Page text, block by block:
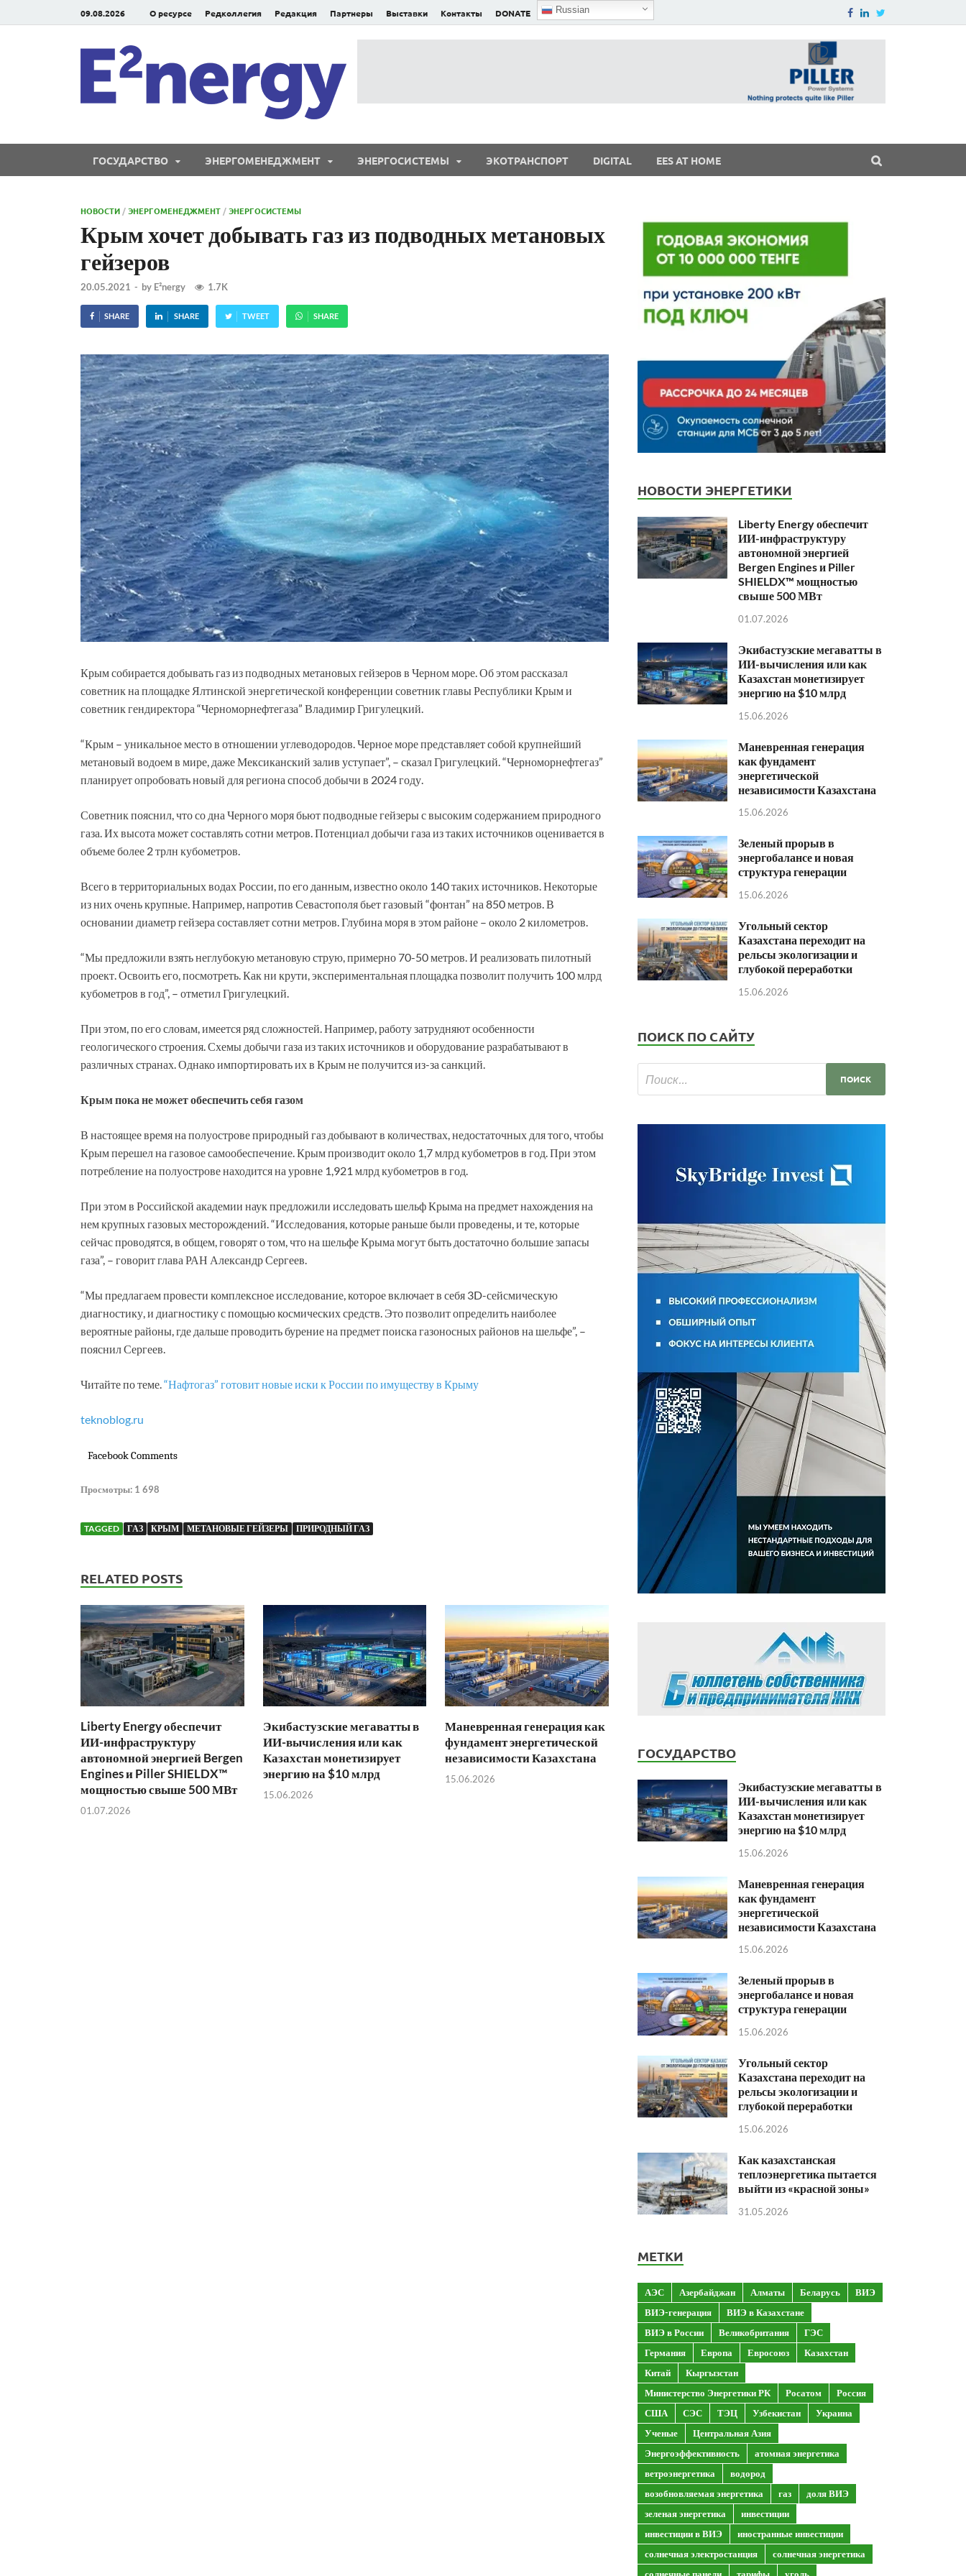
09.08.2026 О ресурсе Редколлегия Редакция Партнеры Выставки Контакты DONATE Russian
ГОСУДАРСТВО ЭНЕРГОМЕНЕДЖМЕНТ ЭНЕРГОСИСТЕМЫ ЭКОТРАНСПОРТ DIGITAL EES AT HOME
НОВОСТИ /ЭНЕРГОМЕНЕДЖМЕНТ /ЭНЕРГОСИСТЕМЫ
Крым хочет добывать газ из подводных метановых
гейзеров
20.05.2021 - by E²nergy 1.7K
SHARE SHARE TWEET SHARE
Крым собирается добывать газ из подводных метановых гейзеров в Черном море. Об этом рассказал
советник на площадке Ялтинской энергетической конференции советник главы Республики Крым и
советник гендиректора “Черноморнефтегаза” Владимир Григулецкий.
“Крым – уникальное место в отношении углеводородов. Черное море представляет собой крупнейший
метановый водоем в мире, даже Мексиканский залив уступает”, – сказал Григулецкий. “Черноморнефтегаз”
планирует опробовать новый для региона способ добычи в 2024 году.
Советник пояснил, что со дна Черного моря бьют подводные гейзеры с высоким содержанием природного
газа. Их высота может составлять сотни метров. Потенциал добычи газа из таких источников оценивается в
объеме более 2 трлн кубометров.
Всего в территориальных водах России, по его данным, известно около 140 таких источников. Некоторые
из них очень крупные. Например, напротив Севастополя бьет газовый “фонтан” на 850 метров. В
основании диаметр гейзера составляет сотни метров. Глубина моря в этом районе – около 2 километров.
“Мы предложили взять неглубокую метановую струю, примерно 70-50 метров. И реализовать пилотный
проект. Освоить его, посмотреть. Как ни крути, экспериментальная площадка позволит получить 100 млрд
кубометров в год”, – отметил Григулецкий.
При этом, по его словам, имеется ряд сложностей. Например, работу затрудняют особенности
геологического строения. Схемы добычи газа из таких источников и оборудование разрабатывают в
различных странах. Однако импортировать их в Крым не получится из-за санкций.
Крым пока не может обеспечить себя газом
В настоящее время на полуострове природный газ добывают в количествах, недостаточных для того, чтобы
Крым перешел на газовое самообеспечение. Крым производит около 1,7 млрд кубометров в год. При этом
потребление на полуострове находится на уровне 1,921 млрд кубометров в год.
При этом в Российской академии наук предложили исследовать шельф Крыма на предмет нахождения на
нем крупных газовых месторождений. “Исследования, которые раньше были проведены, и те, которые
сейчас проводятся, в общем, говорят о том, что на шельфе Крыма могут быть достаточно большие запасы
газа”, – говорит глава РАН Александр Сергеев.
“Мы предлагаем провести комплексное исследование, которое включает в себя 3D-сейсмическую
диагностику, и диагностику с помощью космических средств. Это позволит определить наиболее
вероятные районы, где дальше проводить бурение на предмет поиска газоносных районов на шельфе”, –
пояснил Сергеев.
Читайте по теме.“Нафтогаз” готовит новые иски к России по имуществу в Крыму
teknoblog.ru
Facebook Comments
Просмотры: 1 698
TAGGED ГАЗ КРЫМ МЕТАНОВЫЕ ГЕЙЗЕРЫ ПРИРОДНЫЙ ГАЗ
RELATED POSTS
Liberty Energy обеспечит
ИИ-инфраструктуру
автономной энергией Bergen
Engines и Piller SHIELDX™
мощностью свыше 500 МВт
01.07.2026
Экибастузские мегаватты в
ИИ-вычисления или как
Казахстан монетизирует
энергию на $10 млрд
15.06.2026
Маневренная генерация как
фундамент энергетической
независимости Казахстана
15.06.2026
НОВОСТИ ЭНЕРГЕТИКИ
Liberty Energy обеспечит
ИИ-инфраструктуру
автономной энергией
Bergen Engines и Piller
SHIELDX™ мощностью
свыше 500 МВт
01.07.2026
Экибастузские мегаватты в
ИИ-вычисления или как
Казахстан монетизирует
энергию на $10 млрд
15.06.2026
Маневренная генерация
как фундамент
энергетической
независимости Казахстана
15.06.2026
Зеленый прорыв в
энергобалансе и новая
структура генерации
15.06.2026
Угольный сектор
Казахстана переходит на
рельсы экологизации и
глубокой переработки
15.06.2026
ПОИСК ПО САЙТУ
ГОСУДАРСТВО
Экибастузские мегаватты в
ИИ-вычисления или как
Казахстан монетизирует
энергию на $10 млрд
15.06.2026
Маневренная генерация
как фундамент
энергетической
независимости Казахстана
15.06.2026
Зеленый прорыв в
энергобалансе и новая
структура генерации
15.06.2026
Угольный сектор
Казахстана переходит на
рельсы экологизации и
глубокой переработки
15.06.2026
Как казахстанская
теплоэнергетика пытается
выйти из «красной зоны»
31.05.2026
МЕТКИ
АЭС Азербайджан Алматы Беларусь
ВИЭ
ВИЭ-генерация
ВИЭ в Казахстане
ВИЭ в России
Великобритания
ГЭС
Германия
Европа Евросоюз
Казахстан
Китай
Кыргызстан
Министерство Энергетики РК
Росатом
Россия
США
СЭС ТЭЦ Узбекистан
Украина
Ученые
Центральная Азия
Энергоэффективность
атомная энергетика
ветроэнергетика
водород
возобновляемая энергетика
газ
доля ВИЭ
зеленая энергетика
инвестиции
инвестиции в ВИЭ
иностранные инвестиции
солнечная электростанция
солнечная энергетика
солнечные панели
тарифы уголь